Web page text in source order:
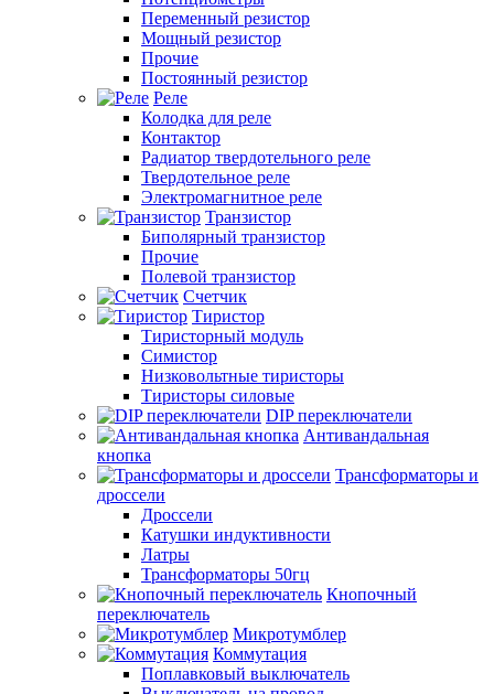
Переменный резистор
Мощный резистор
Прочие
Постоянный резистор
Реле
Колодка для реле
Контактор
Радиатор твердотельного реле
Твердотельное реле
Электромагнитное реле
Транзистор
Биполярный транзистор
Прочие
Полевой транзистор
Счетчик
Тиристор
Тиристорный модуль
Симистор
Низковольтные тиристоры
Тиристоры силовые
DIP переключатели
Антивандальная
кнопка
Трансформаторы и
дроссели
Дроссели
Катушки индуктивности
Латры
Трансформаторы 50гц
Кнопочный
переключатель
Микротумблер
Коммутация
Поплавковый выключатель